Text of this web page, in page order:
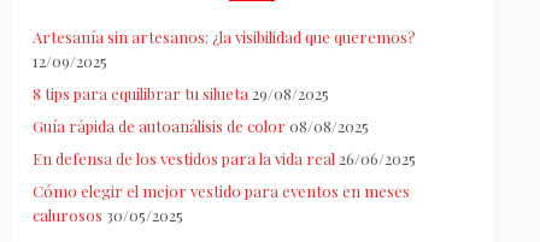
Artesanía sin artesanos: ¿la visibilidad que queremos?
12/09/2025
8 tips para equilibrar tu silueta 29/08/2025
Guía rápida de autoanálisis de color 08/08/2025
En defensa de los vestidos para la vida real 26/06/2025
Cómo elegir el mejor vestido para eventos en meses
calurosos 30/05/2025